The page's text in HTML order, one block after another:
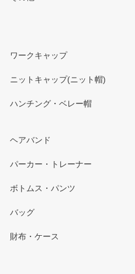
ワークキャップ
ニットキャップ(ニット帽)
ハンチング・ベレー帽
ヘアバンド
パーカー・トレーナー
ボトムス・パンツ
バッグ
財布・ケース